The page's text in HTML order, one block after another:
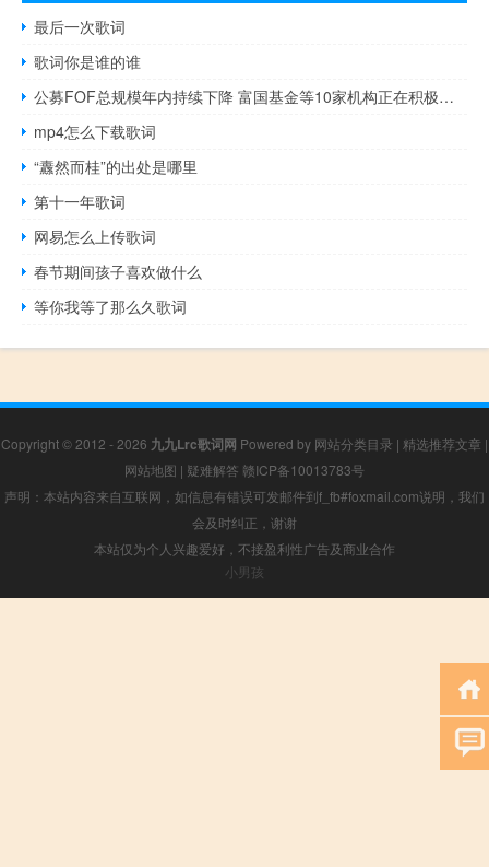
最后一次歌词
歌词你是谁的谁
公募FOF总规模年内持续下降 富国基金等10家机构正在积极布局
mp4怎么下载歌词
“纛然而桂”的出处是哪里
第十一年歌词
网易怎么上传歌词
春节期间孩子喜欢做什么
等你我等了那么久歌词
Copyright © 2012 - 2026 九九Lrc歌词网 Powered by 网站分类目录 | 精选推荐文章 |
网站地图 | 疑难解答 赣ICP备10013783号
声明：本站内容来自互联网，如信息有错误可发邮件到f_fb#foxmail.com说明，我们
会及时纠正，谢谢
本站仅为个人兴趣爱好，不接盈利性广告及商业合作
小男孩